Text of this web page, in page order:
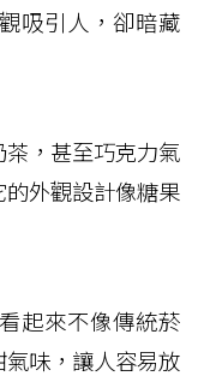
吸引人，卻暗藏
，甚至巧克力氣
外觀設計像糖果
起來不像傳統菸
味，讓人容易放